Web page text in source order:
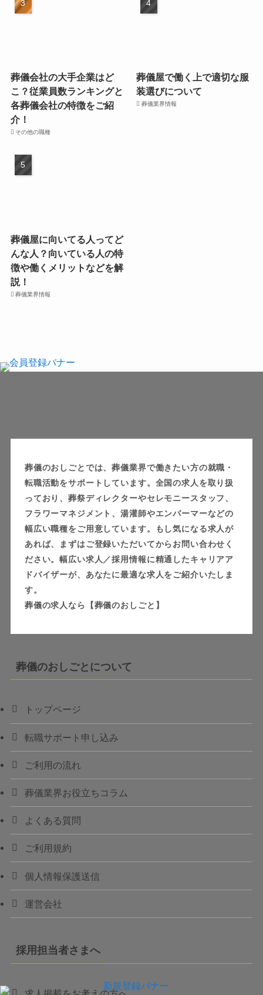
葬儀会社の大手企業はど
こ？従業員数ランキングと
各葬儀会社の特徴をご紹
介！
その他の職種
葬儀屋で働く上で適切な服
装選びについて
葬儀業界情報
葬儀屋に向いてる人ってど
んな人？向いている人の特
徴や働くメリットなどを解
説！
葬儀業界情報
葬儀のおしごとでは、葬儀業界で働きたい方の就職・
転職活動をサポートしています。全国の求人を取り扱
っており、葬祭ディレクターやセレモニースタッフ、
フラワーマネジメント、湯灌師やエンバーマーなどの
幅広い職種をご用意しています。もし気になる求人が
あれば、まずはご登録いただいてからお問い合わせく
ださい。幅広い求人／採用情報に精通したキャリアア
ドバイザーが、あなたに最適な求人をご紹介いたしま
す。
葬儀の求人なら【葬儀のおしごと】
葬儀のおしごとについて
トップページ
転職サポート申し込み
ご利用の流れ
葬儀業界お役立ちコラム
よくある質問
ご利用規約
個人情報保護送信
運営会社
採用担当者さまへ